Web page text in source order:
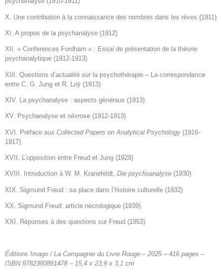
X. Une contribution à la connaissance des nombres dans les rêves (1911)
XI. A propos de la psychanalyse (1912)
XII. « Conferences Fordham » : Essai de présentation de la théorie
psychanalytique (1912-1913)
XIII. Questions d’actualité sur la psychothérapie – La correspondance
entre C. G. Jung et R. Loÿ (1913)
XIV. La psychanalyse : aspects généraux (1913)
XV. Psychanalyse et névrose (1912-1913)
XVI. Préface aux Collected Papers on Analytical Psychology (1916-
1917).
XVII. L’opposition entre Freud et Jung (1929)
XVIII. Introduction à W. M. Kranefeldt, Die psychoanalyse (1930)
XIX. Sigmund Freud : sa place dans l’histoire culturelle (1932)
XX. Sigmund Freud: article nécrologique (1939)
XXI. Réponses à des questions sur Freud (1953)
Éditions Imago / La Compagnie du Livre Rouge – 2025 – 416 pages –
ISBN 9782380891478 – 15,4 x 23,9 x 3,1 cm